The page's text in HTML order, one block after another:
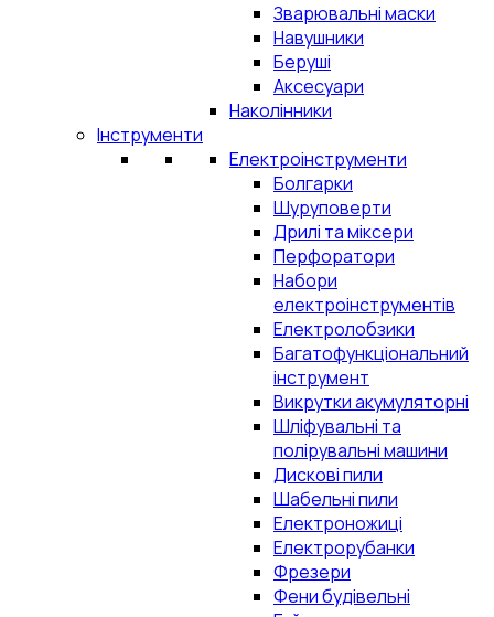
Зварювальні маски
Навушники
Беруші
Аксесуари
Наколінники
Інструменти
Електроінструменти
Болгарки
Шуруповерти
Дрилі та міксери
Перфоратори
Набори
електроінструментів
Електролобзики
Багатофункціональний
інструмент
Викрутки акумуляторні
Шліфувальні та
полірувальні машини
Дискові пили
Шабельні пили
Електроножиці
Електрорубанки
Фрезери
Фени будівельні